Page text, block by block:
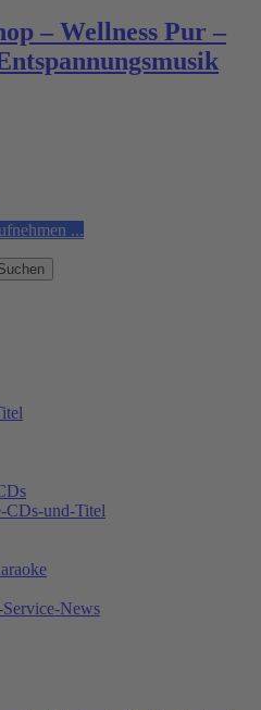
– Wellness Pur –
...
CDs-und-Titel
News